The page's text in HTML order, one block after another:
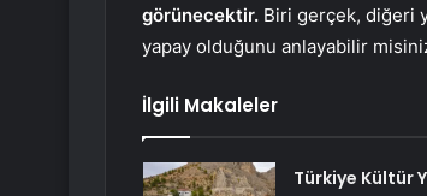
görünecektir. Biri gerçek, diğeri
yapay olduğunu anlayabilir
İlgili Makaleler
Türkiye Kültür